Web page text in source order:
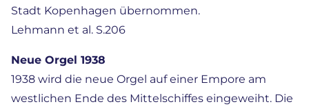
Stadt Kopenhagen übernommen.
Lehmann et al. S.206
Neue Orgel 1938
1938 wird die neue Orgel auf einer Empore am
westlichen Ende des Mittelschiffes eingeweiht. Die